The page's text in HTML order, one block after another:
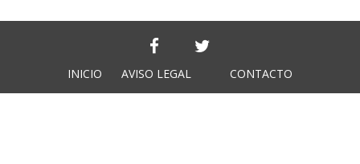
INICIO AVISO LEGAL CONTACTO